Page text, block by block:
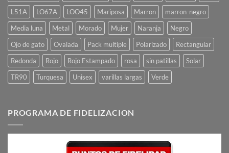
L51A
LO67A LOO45 Mariposa Marron
marron-negro
Media luna
Metal Morado Mujer Naranja
Negro
Ojo de gato
Ovalada Pack multiple Polarizado
Rectangular
Redonda
Rojo Rojo Estampado rosa sin patillas
Solar
TR90
Turquesa Unisex varillas largas Verde
PROGRAMA DE FIDELIZACION